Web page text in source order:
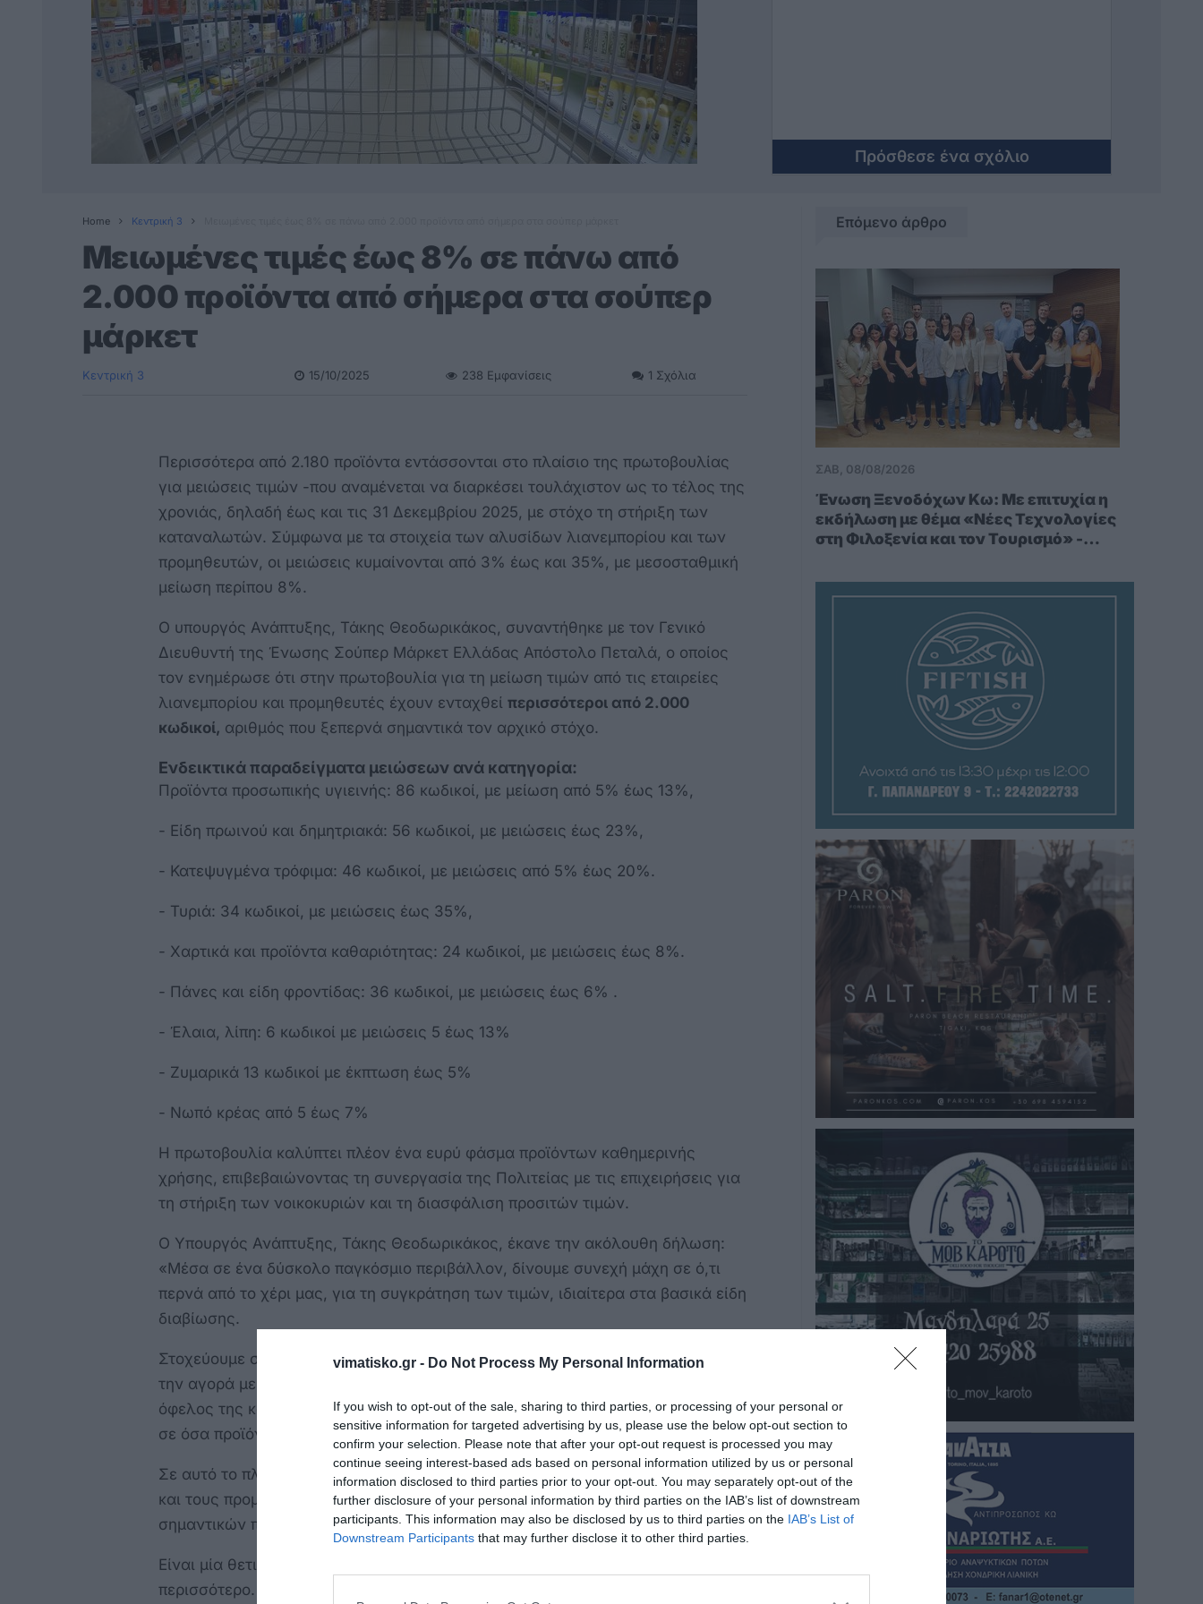
vimatisko.gr - Do Not Process My Personal Information
If you wish to opt-out of the sale, sharing to third parties, or processing of your personal or
sensitive information for targeted advertising by us, please use the below opt-out section to
confirm your selection. Please note that after your opt-out request is processed you may
continue seeing interest-based ads based on personal information utilized by us or personal
information disclosed to third parties prior to your opt-out. You may separately opt-out of the
further disclosure of your personal information by third parties on the IAB’s list of downstream
participants. This information may also be disclosed by us to third parties on the IAB’s List of
Downstream Participants that may further disclose it to other third parties.
Πρόσθεσε ένα σχόλιο
Home Κεντρική 3
Μειωμένες τιμές έως 8% σε πάνω από
2.000 προϊόντα από σήμερα στα σούπερ
μάρκετ
Κεντρική 3 15/10/2025 238 Εμφανίσεις 1 Σχόλια
Περισσότερα από 2.180 προϊόντα εντάσσονται στο πλαίσιο της πρωτοβουλίας
για μειώσεις τιμών -που αναμένεται να διαρκέσει τουλάχιστον ως το τέλος της
χρονιάς, δηλαδή έως και τις 31 Δεκεμβρίου 2025, με στόχο τη στήριξη των
καταναλωτών. Σύμφωνα με τα στοιχεία των αλυσίδων λιανεμπορίου και των
προμηθευτών, οι μειώσεις κυμαίνονται από 3% έως και 35%, με μεσοσταθμική
μείωση περίπου 8%.
Ο υπουργός Ανάπτυξης, Τάκης Θεοδωρικάκος, συναντήθηκε με τον Γενικό
Διευθυντή της Ένωσης Σούπερ Μάρκετ Ελλάδας Απόστολο Πεταλά, ο οποίος
τον ενημέρωσε ότι στην πρωτοβουλία για τη μείωση τιμών από τις εταιρείες
λιανεμπορίου και προμηθευτές έχουν ενταχθεί περισσότεροι από 2.000
κωδικοί, αριθμός που ξεπερνά σημαντικά τον αρχικό στόχο.
Ενδεικτικά παραδείγματα μειώσεων ανά κατηγορία:
Προϊόντα προσωπικής υγιεινής: 86 κωδικοί, με μείωση από 5% έως 13%,
- Είδη πρωινού και δημητριακά: 56 κωδικοί, με μειώσεις έως 23%,
- Κατεψυγμένα τρόφιμα: 46 κωδικοί, με μειώσεις από 5% έως 20%.
- Τυριά: 34 κωδικοί, με μειώσεις έως 35%,
- Χαρτικά και προϊόντα καθαριότητας: 24 κωδικοί, με μειώσεις έως 8%.
- Πάνες και είδη φροντίδας: 36 κωδικοί, με μειώσεις έως 6% .
- Έλαια, λίπη: 6 κωδικοί με μειώσεις 5 έως 13%
- Ζυμαρικά 13 κωδικοί με έκπτωση έως 5%
- Νωπό κρέας από 5 έως 7%
Η πρωτοβουλία καλύπτει πλέον ένα ευρύ φάσμα προϊόντων καθημερινής
χρήσης, επιβεβαιώνοντας τη συνεργασία της Πολιτείας με τις επιχειρήσεις για
τη στήριξη των νοικοκυριών και τη διασφάλιση προσιτών τιμών.
O Υπουργός Ανάπτυξης, Τάκης Θεοδωρικάκος, έκανε την ακόλουθη δήλωση:
«Μέσα σε ένα δύσκολο παγκόσμιο περιβάλλον, δίνουμε συνεχή μάχη σε ό,τι
περνά από το χέρι μας, για τη συγκράτηση των τιμών, ιδιαίτερα στα βασικά είδη
διαβίωσης.
Στοχεύουμε στην διασφάλιση υγιούς ανταγωνισμού και ταυτόχρονα πιέζουμε
την αγορά με κάθε νόμιμο τρόπο να μειώσει το μεσοσταθμικό της κέρδος, προς
όφελος της κοινωνίας και ιδιαίτερα όσων δοκιμάζονται. Μειώνοντας τις τιμές
σε όσα προϊόντα αυτό είναι εφικτό.
Σε αυτό το πλαίσιο, σήμερα ανακοινώνεται από τις αλυσίδες του λιανεμπορίου
και τους προμηθευτές μεσοσταθμική μείωση 8% σε πάνω από 2.000 κωδικούς
σημαντικών προϊόντων.
Είναι μία θετική και αναγκαία πρωτοβουλία, που θέλουμε να επεκταθεί ακόμα
περισσότερο. Λεπτομέρειες θα δώσουν οι εκπρόσωποι των σούπερ μάρκετ.
Επόμενο άρθρο
ΣΑΒ, 08/08/2026
Ένωση Ξενοδόχων Κω: Με επιτυχία η
εκδήλωση με θέμα «Νέες Τεχνολογίες
στη Φιλοξενία και τον Τουρισμό» -